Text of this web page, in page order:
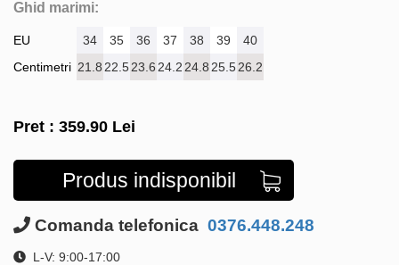
Ghid marimi:
EU
Centimetri
34 35 36 37 38 39
40
21.8 22.523.6 24.2 24.8 25.526.2
Pret : 359.90 Lei
Produs indisponibil
Comanda telefonica 0376.448.248
L-V: 9:00-17:00